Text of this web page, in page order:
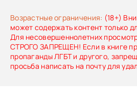
Возрастные ограничения: (18+)
может содержать контент только
Для несовершеннолетних
СТРОГО ЗАПРЕЩЕН! Если в книге
пропаганды ЛГБТ и другого,
просьба написать на почту для